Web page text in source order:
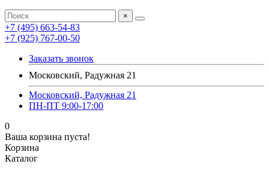
×
+7 (495) 663-54-83
+7 (925) 767-00-50
Заказать звонок
Московский, Радужная 21
Московский, Радужная 21
ПН-ПТ 9:00-17:00
0
Ваша корзина пуста!
Корзина
Каталог